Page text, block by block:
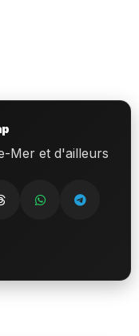
Mer et d'ailleurs